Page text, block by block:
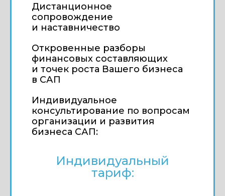
Дистанционное
сопровождение
и наставничество
Откровенные разборы
финансовых составляющих
и точек роста Вашего бизнеса
в САП
Индивидуальное
консультирование по вопросам
организации и развития
бизнеса САП:
Индивидуальный
тариф: